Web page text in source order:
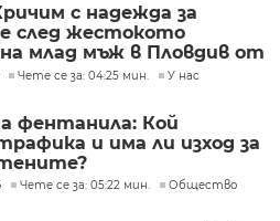
с надежда за
след жестокото
млад мъж в Пловдив от
Чете се за: 04:25 мин. У нас
фентанила: Кой
и има ли изход за
Чете се за: 05:22 мин. Общество